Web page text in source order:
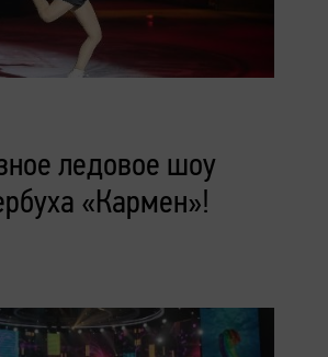
ледовое шоу
«Кармен»!